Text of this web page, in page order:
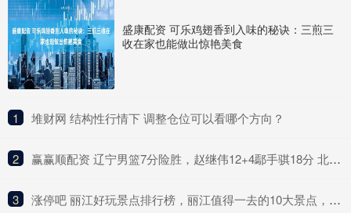
盛康配资 可乐鸡翅香到入味的秘诀：三煎三
收在家也能做出惊艳美食
1 ​堆财网 结构性行情下 调整仓位可以看哪个方向？
2 ​赢赢顺配资 辽宁男篮7分险胜，赵继伟12+4鄢手骐18分 北控新后场双枪合砍41分
3 ​涨停吧 丽江好玩景点排行榜，丽江值得一去的10大景点，全部去过才算真正玩转丽江！